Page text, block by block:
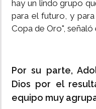
hay un lindo grupo
para el futuro, y
Copa de Oro",
Por su parte,
Dios por el
equipo muy